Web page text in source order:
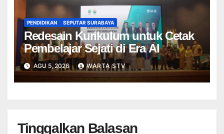
PENDIDIKAN SEPUTAR SURABAYA
Redesain Kurikulum untuk Cetak
Pembelajar Sejati di Era AI
AGU 5, 2026 WARTA STV
Tinggalkan Balasan